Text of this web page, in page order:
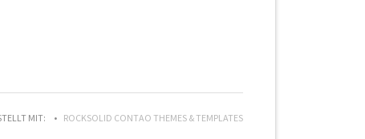
MIT: ROCKSOLID CONTAO THEMES & TEMPLATES